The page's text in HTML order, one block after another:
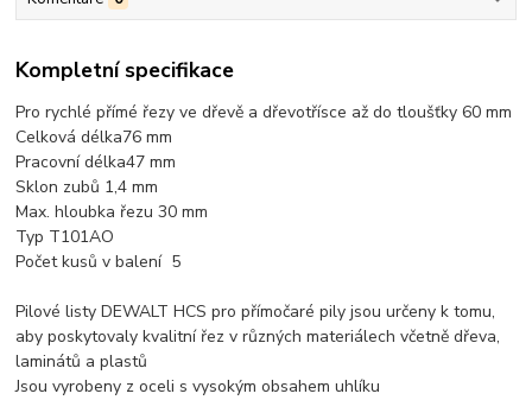
Kompletní specifikace
Pro rychlé přímé řezy ve dřevě a dřevotřísce až do tloušťky 60 mm
Celková délka76 mm
Pracovní délka47 mm
Sklon zubů 1,4 mm
Max. hloubka řezu 30 mm
Typ T101AO
Počet kusů v balení 5
Pilové listy DEWALT HCS pro přímočaré pily jsou určeny k tomu,
aby poskytovaly kvalitní řez v různých materiálech včetně dřeva,
laminátů a plastů
Jsou vyrobeny z oceli s vysokým obsahem uhlíku